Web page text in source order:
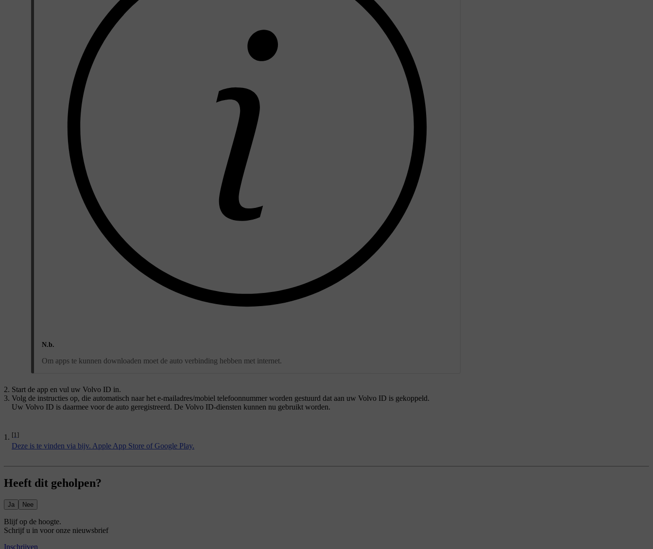
N.b.
Om apps te kunnen downloaden moet de auto verbinding hebben met internet.
Start de app en vul uw Volvo ID in.
Volg de instructies op, die automatisch naar het e-mailadres/mobiel telefoonnummer worden gestuurd dat aan uw Volvo ID is gekoppeld.
Uw Volvo ID is daarmee voor de auto geregistreerd. De Volvo ID-diensten kunnen nu gebruikt worden.
[1]
Deze is te vinden via bijv. Apple App Store of Google Play.
Heeft dit geholpen?
Ja Nee